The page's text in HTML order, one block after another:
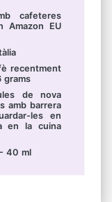
cafeteres
Amazon EU
recentment
grams
de nova
amb barrera
les en
en la cuina
40 ml